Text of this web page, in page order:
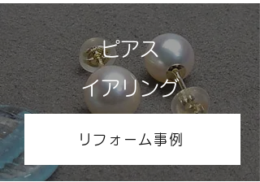
ピアス
​イアリング
リフォーム事例